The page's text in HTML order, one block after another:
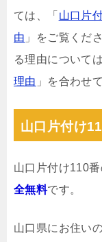
ては、「 山口片
由 」をご覧くだ
る理由については
理由 」を合わせ
山口片付け
山口片付け110
全無料です。
山口県にお住い